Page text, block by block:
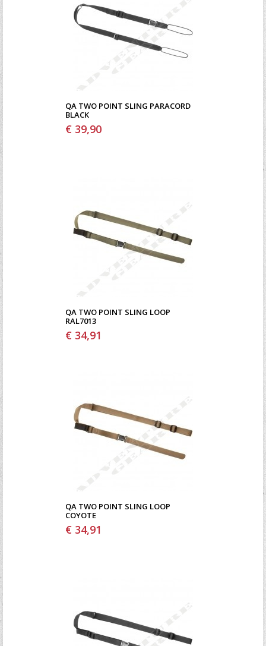
QA TWO POINT SLING PARACORD
BLACK
€ 39,90
QA TWO POINT SLING LOOP
RAL7013
€ 34,91
QA TWO POINT SLING LOOP
COYOTE
€ 34,91